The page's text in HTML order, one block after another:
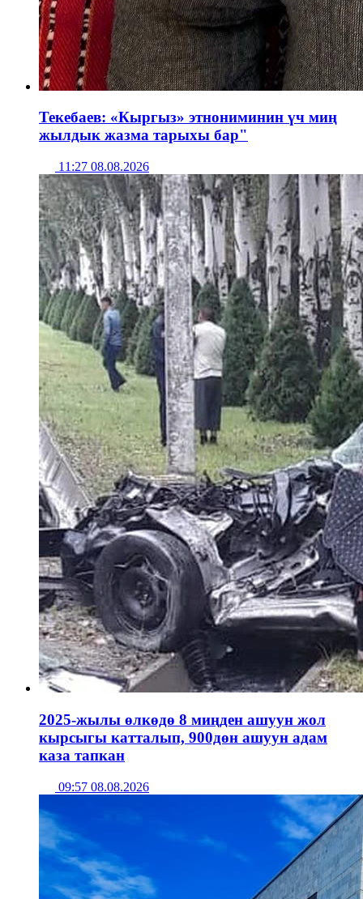
Текебаев: «Кыргыз» этнониминин үч миң
жылдык жазма тарыхы бар"
11:27 08.08.2026
2025-жылы өлкөдө 8 миңден ашуун жол
кырсыгы катталып, 900дөн ашуун адам
каза тапкан
09:57 08.08.2026